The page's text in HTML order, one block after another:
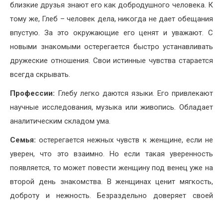
близкие друзья знают его как добродушного человека. К
тому же, Глеб – человек дела, никогда не дает обещания
впустую. За это окружающие его ценят и уважают. С
новыми знакомыми остерегается быстро устанавливать
дружеские отношения. Свои истинные чувства старается
всегда скрывать.
Профессии: Глебу легко даются языки. Его привлекают
научные исследования, музыка или живопись. Обладает
аналитическим складом ума.
Семья: остерегается нежных чувств к женщине, если не
уверен, что это взаимно. Но если такая уверенность
появляется, то может повести женщину под венец уже на
второй день знакомства. В женщинах ценит мягкость,
доброту и нежность. Безраздельно доверяет своей